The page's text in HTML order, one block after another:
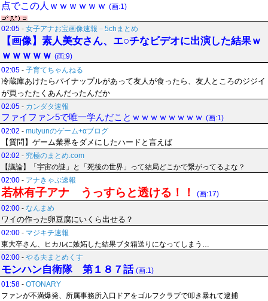
点でこの人ｗｗｗｗｗｗ (画:1)
02:05 - 女子アナお宝画像速報－5chまとめ
【画像】素人美女さん、エ○チなビデオに出演した結果ｗ
ｗｗｗｗｗ (画:9)
02:05 - 子育てちゃんねる
冷蔵庫あけたらパイナップルがあって友人が食ったら、友人ところのジジイ
が買ったたくあんだったんだか
02:05 - カンダタ速報
ファイファン5で唯一学んだことｗｗｗｗｗｗｗｗ (画:1)
02:02 - mutyunのゲーム+αブログ
【質問】ゲーム業界をダメにしたハードと言えば
02:02 - 究極のまとめ.com
【議論】「宇宙の謎」と「死後の世界」って結局どこかで繋がってるよな？
02:00 - アナきゃぷ速報
若林有子アナ うっすらと透ける！！
(画:17)
02:00 - なんまめ
ワイの作った卵豆腐にいくら出せる？
02:00 - マジキチ速報
東大卒さん、ヒカルに嫉妬した結果ブタ箱送りになってしまう…
02:00 - やる夫まとめくす
モンハン自衛隊 第１８７話 (画:1)
01:58 - OTONARY
ファンが不満爆発、所属事務所入口ドアをゴルフクラブで叩き暴れて逮捕